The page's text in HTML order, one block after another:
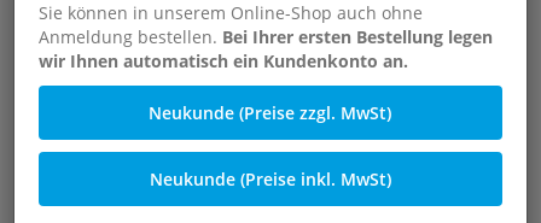
Sie können in unserem Online-Shop auch ohne
Anmeldung bestellen. Bei Ihrer ersten Bestellung legen
wir Ihnen automatisch ein Kundenkonto an.
Neukunde (Preise zzgl. MwSt)
Neukunde (Preise inkl. MwSt)